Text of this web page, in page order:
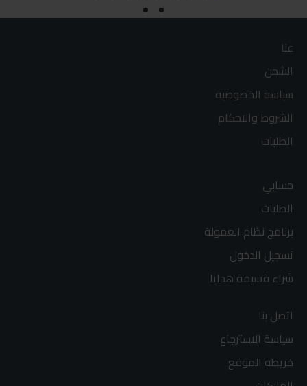
عنا
الشحن
سياسة الخصوصية
الشروط والاحكام
الطلبات
حسابي
الطلبات
برنامج نظام العمولة
تسجيل الدخول
شراء قسيمة هدايا
اتصل بنا
سياسة الاسترجاع
خريطة الموقع